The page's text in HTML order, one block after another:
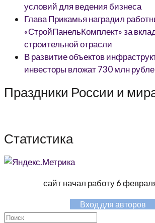
условий для ведения бизнеса
Глава Прикамья наградил
«СтройПанельКомплект» за
строительной отрасли
В развитие объектов
инвесторы вложат 730 млн
Праздники России и
Статистика
сайт начал работу 6
Вход для авторов
Search